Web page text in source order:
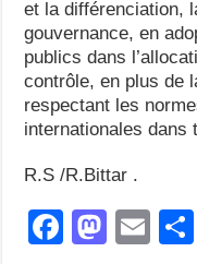
et la différenciation,
gouvernance, en
publics dans
contrôle, en plus de
respectant les
internationales dans
R.S /R.Bittar .
F
M
E